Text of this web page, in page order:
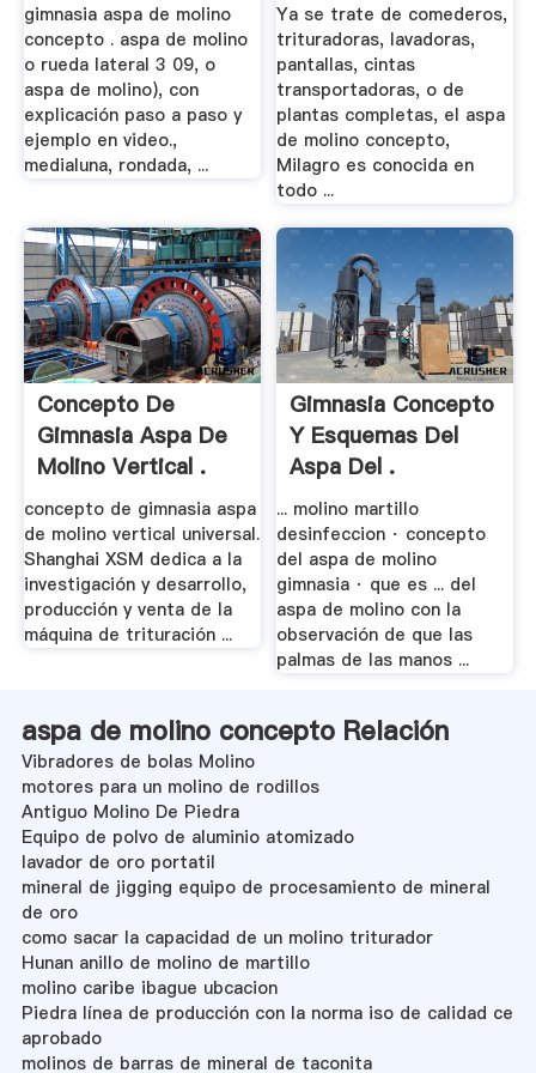
gimnasia aspa de molino
concepto . aspa de molino
o rueda lateral 3 09, o
aspa de molino), con
explicación paso a paso y
ejemplo en video.,
medialuna, rondada, ...
Ya se trate de comederos,
trituradoras, lavadoras,
pantallas, cintas
transportadoras, o de
plantas completas, el aspa
de molino concepto,
Milagro es conocida en
todo ...
Concepto De
Gimnasia Aspa De
Molino Vertical .
concepto de gimnasia aspa
de molino vertical universal.
Shanghai XSM dedica a la
investigación y desarrollo,
producción y venta de la
máquina de trituración ...
Gimnasia Concepto
Y Esquemas Del
Aspa Del .
... molino martillo
desinfeccion · concepto
del aspa de molino
gimnasia · que es ... del
aspa de molino con la
observación de que las
palmas de las manos ...
aspa de molino concepto Relación
Vibradores de bolas Molino
motores para un molino de rodillos
Antiguo Molino De Piedra
Equipo de polvo de aluminio atomizado
lavador de oro portatil
mineral de jigging equipo de procesamiento de mineral
de oro
como sacar la capacidad de un molino triturador
Hunan anillo de molino de martillo
molino caribe ibague ubcacion
Piedra línea de producción con la norma iso de calidad ce
aprobado
molinos de barras de mineral de taconita